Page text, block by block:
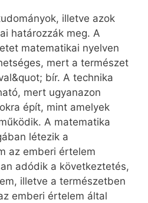
illetve azok
határozzák meg. A
matematikai nyelven
mert a természet
bír. A technika
mert ugyanazon
épít, mint amelyek
A matematika
létezik a
az emberi értelem
adódik a következtetés,
illetve a természetben
emberi értelem által